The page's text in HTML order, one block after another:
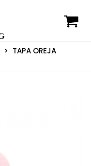
> TAPA OREJA